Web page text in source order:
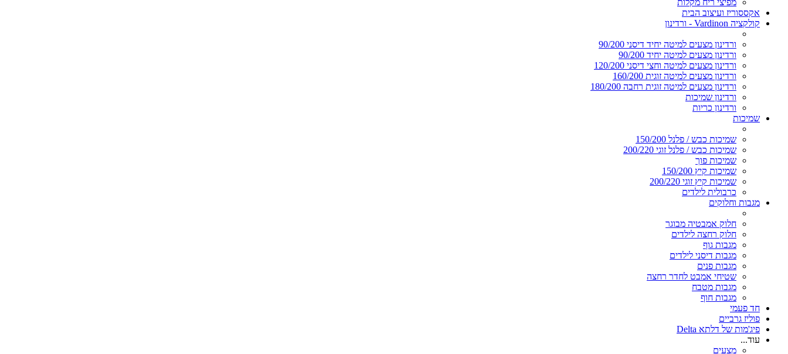
אקססוריז ועיצוב הבית
קולקציה Vardinon - ורדינון
ורדינון מצעים למיטה יחיד דיסני 90/200
ורדינון מצעים למיטה יחיד 90/200
ורדינון מצעים למיטה וחצי דיסני 120/200
ורדינון מצעים למיטה זוגית 160/200
ורדינון מצעים למיטה זוגית רחבה 180/200
ורדינון שמיכות
ורדינון כריות
שמיכות
שמיכות כבש / פלנל 150/200
שמיכות כבש / פלנל זוגי 200/220
שמיכות פוך
שמיכות קיץ 150/200
שמיכות קיץ זוגי 200/220
כרבולית לילדים
מגבות וחלוקים
חלוק אמבטיה מבוגר
חלוק רחצה לילדים
מגבות גוף
מגבות דיסני לילדים
מגבות פנים
שטיחי אמבט לחדר רחצה
מגבות מטבח
מגבות חוף
חד פעמי
פוליז גרביים
פיג'מות של דלתא Delta
עוד...
מצעים